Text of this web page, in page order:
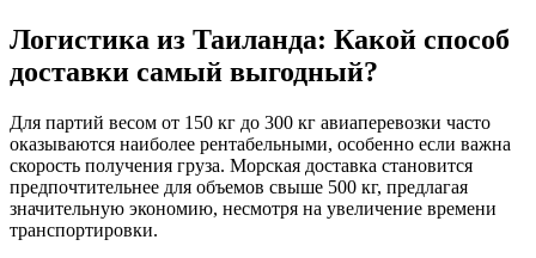
Логистика из Таиланда: Какой способ
доставки самый выгодный?
Для партий весом от 150 кг до 300 кг авиаперевозки часто
оказываются наиболее рентабельными, особенно если важна
скорость получения груза. Морская доставка становится
предпочтительнее для объемов свыше 500 кг, предлагая
значительную экономию, несмотря на увеличение времени
транспортировки.